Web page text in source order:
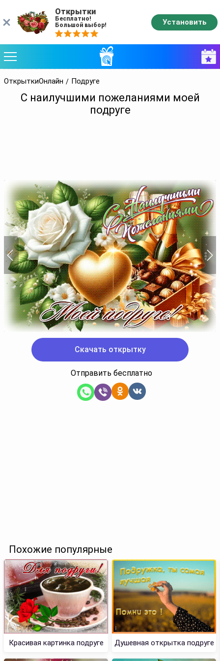
ОткрыткиОнлайн Подруге
С наилучшими пожеланиями моей
подруге
Скачать открытку
Отправить бесплатно
Похожие популярные
Красивая картинка подруге Душевная открытка подруге
Открытки
Бесплатно!
Большой выбор!
Установить